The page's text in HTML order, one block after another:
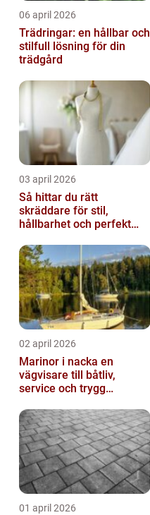
06 april 2026
Trädringar: en hållbar och
stilfull lösning för din
trädgård
03 april 2026
Så hittar du rätt
skräddare för stil,
hållbarhet och perfekt
02 april 2026
Marinor i nacka en
vägvisare till båtliv,
service och trygg
01 april 2026